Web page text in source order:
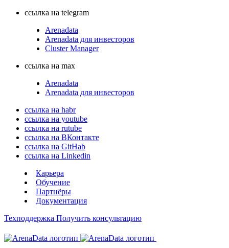
ссылка на telegram
Arenadata
Arenadata для инвесторов
Cluster Manager
ссылка на max
Arenadata
Arenadata для инвесторов
ссылка на habr
ссылка на youtube
ссылка на rutube
ссылка на ВКонтакте
ссылка на GitHab
ссылка на Linkedin
Карьера
Обучение
Партнёры
Документация
Техподдержка Получить консультацию